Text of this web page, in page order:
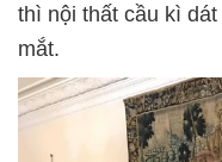
thì nội thất cầu kì
mắt.